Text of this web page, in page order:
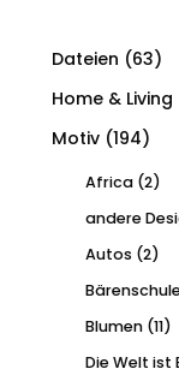
Dateien (63)
Home & Living
Motiv (194)
Africa (2)
andere
Autos (2)
Blumen (11)
Die Welt ist